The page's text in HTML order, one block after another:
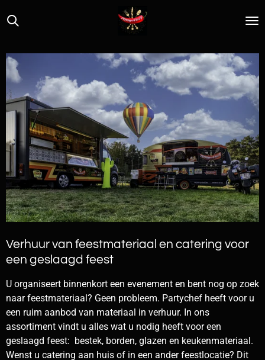
Ga
direct
de
hoofdinhoud
Verhuur van feestmateriaal en catering voor
een geslaagd feest
U organiseert binnenkort een evenement en bent nog op zoek
naar feestmateriaal? Geen probleem. Partychef heeft voor u
een ruim aanbod van materiaal in verhuur. In ons
assortiment vindt u alles wat u nodig heeft voor een
geslaagd feest: bestek, borden, glazen en keukenmateriaal.
Wenst u catering aan huis of in een ander feestlocatie? Dit